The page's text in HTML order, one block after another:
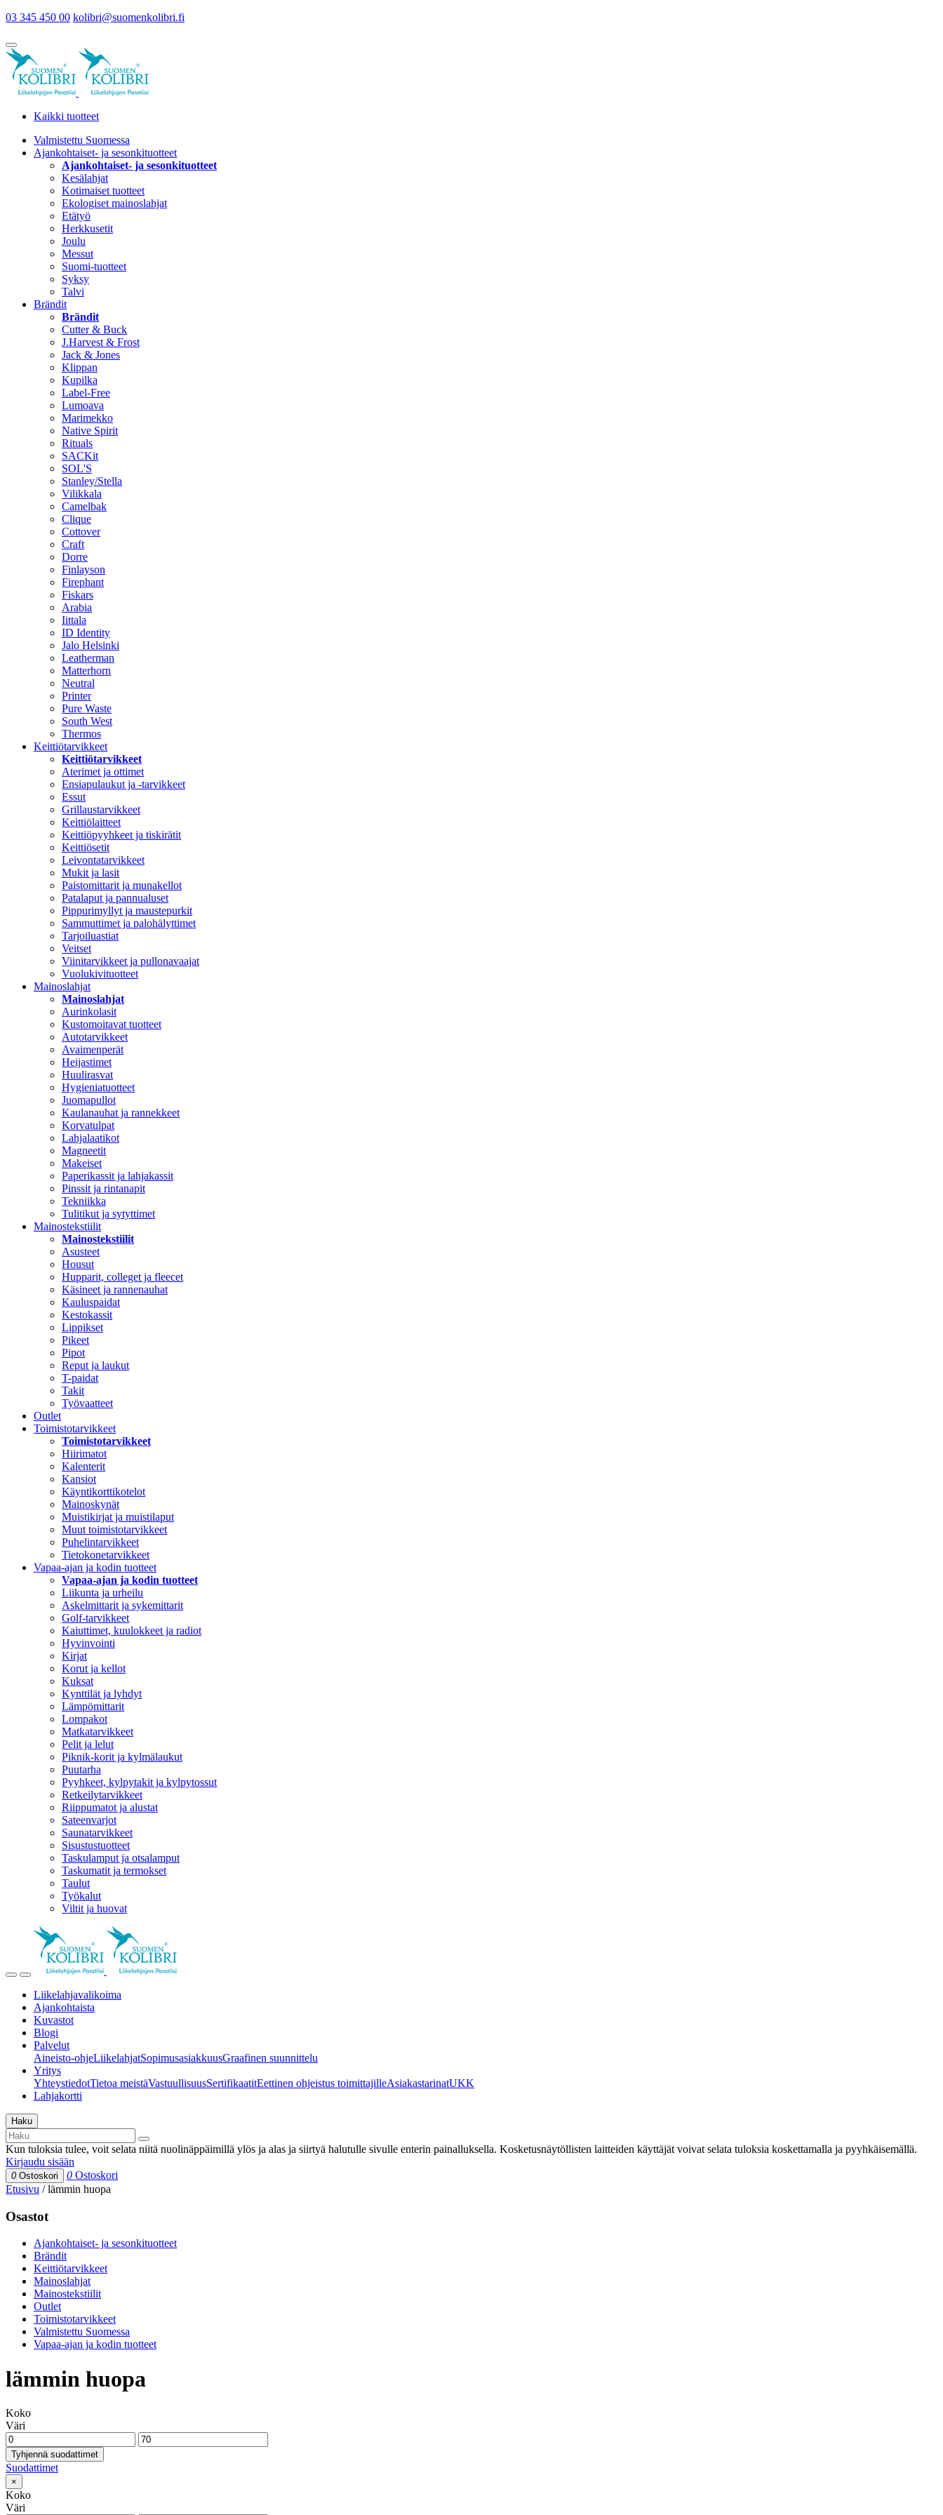
03 345 450 00 kolibri@suomenkolibri.fi
Kaikki tuotteet
Valmistettu Suomessa
Ajankohtaiset- ja sesonkituotteet
Ajankohtaiset- ja sesonkituotteet
Kesälahjat
Kotimaiset tuotteet
Ekologiset mainoslahjat
Etätyö
Herkkusetit
Joulu
Messut
Suomi-tuotteet
Syksy
Talvi
Brändit
Brändit
Cutter & Buck
J.Harvest & Frost
Jack & Jones
Klippan
Kupilka
Label-Free
Lumoava
Marimekko
Native Spirit
Rituals
SACKit
SOL'S
Stanley/Stella
Vilikkala
Camelbak
Clique
Cottover
Craft
Dorre
Finlayson
Firephant
Fiskars
Arabia
Iittala
ID Identity
Jalo Helsinki
Leatherman
Matterhorn
Neutral
Printer
Pure Waste
South West
Thermos
Keittiötarvikkeet
Keittiötarvikkeet
Aterimet ja ottimet
Ensiapulaukut ja -tarvikkeet
Essut
Grillaustarvikkeet
Keittiölaitteet
Keittiöpyyhkeet ja tiskirätit
Keittiösetit
Leivontatarvikkeet
Mukit ja lasit
Paistomittarit ja munakellot
Patalaput ja pannualuset
Pippurimyllyt ja maustepurkit
Sammuttimet ja palohälyttimet
Tarjoiluastiat
Veitset
Viinitarvikkeet ja pullonavaajat
Vuolukivituotteet
Mainoslahjat
Mainoslahjat
Aurinkolasit
Kustomoitavat tuotteet
Autotarvikkeet
Avaimenperät
Heijastimet
Huulirasvat
Hygieniatuotteet
Juomapullot
Kaulanauhat ja rannekkeet
Korvatulpat
Lahjalaatikot
Magneetit
Makeiset
Paperikassit ja lahjakassit
Pinssit ja rintanapit
Tekniikka
Tulitikut ja sytyttimet
Mainostekstiilit
Mainostekstiilit
Asusteet
Housut
Hupparit, colleget ja fleecet
Käsineet ja rannenauhat
Kauluspaidat
Kestokassit
Lippikset
Pikeet
Pipot
Reput ja laukut
T-paidat
Takit
Työvaatteet
Outlet
Toimistotarvikkeet
Toimistotarvikkeet
Hiirimatot
Kalenterit
Kansiot
Käyntikorttikotelot
Mainoskynät
Muistikirjat ja muistilaput
Muut toimistotarvikkeet
Puhelintarvikkeet
Tietokonetarvikkeet
Vapaa-ajan ja kodin tuotteet
Vapaa-ajan ja kodin tuotteet
Liikunta ja urheilu
Askelmittarit ja sykemittarit
Golf-tarvikkeet
Kaiuttimet, kuulokkeet ja radiot
Hyvinvointi
Kirjat
Korut ja kellot
Kuksat
Kynttilät ja lyhdyt
Lämpömittarit
Lompakot
Matkatarvikkeet
Pelit ja lelut
Piknik-korit ja kylmälaukut
Puutarha
Pyyhkeet, kylpytakit ja kylpytossut
Retkeilytarvikkeet
Riippumatot ja alustat
Sateenvarjot
Saunatarvikkeet
Sisustustuotteet
Taskulamput ja otsalamput
Taskumatit ja termokset
Taulut
Työkalut
Viltit ja huovat
Liikelahjavalikoima
Ajankohtaista
Kuvastot
Blogi
Palvelut
Aineisto-ohjeLiikelahjatSopimusasiakkuusGraafinen suunnittelu
Yritys
YhteystiedotTietoa meistäVastuullisuusSertifikaatitEettinen ohjeistus toimittajilleAsiakastarinatUKK
Lahjakortti
Haku
Kun tuloksia tulee, voit selata niitä nuolinäppäimillä ylös ja alas ja siirtyä halutulle sivulle enterin painalluksella. Kosketusnäytöllisten laitteiden käyttäjät voivat selata tuloksia koskettamalla ja pyyhkäisemällä.
Kirjaudu sisään
0 Ostoskori 0 Ostoskori
Etusivu /lämmin huopa
Osastot
Ajankohtaiset- ja sesonkituotteet
Brändit
Keittiötarvikkeet
Mainoslahjat
Mainostekstiilit
Outlet
Toimistotarvikkeet
Valmistettu Suomessa
Vapaa-ajan ja kodin tuotteet
lämmin huopa
Koko
Väri
Tyhjennä suodattimet
Suodattimet
×
Koko
Väri